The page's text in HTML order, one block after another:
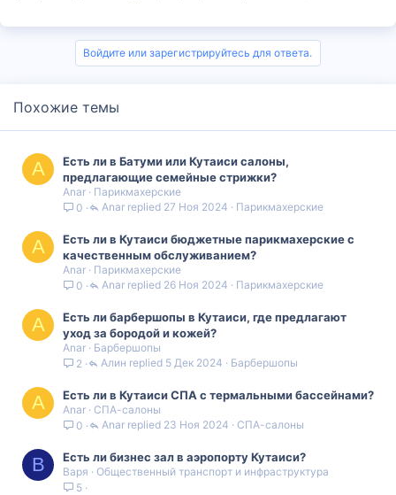
Войдите или зарегистрируйтесь для ответа.
Похожие темы
A
Есть ли в Батуми или Кутаиси салоны,
предлагающие семейные стрижки?
Anar
Парикмахерские
0
Парикмахерские
27 Ноя 2024
Anar
A
Есть ли в Кутаиси бюджетные парикмахерские с
качественным обслуживанием?
Anar
Парикмахерские
0
Парикмахерские
26 Ноя 2024
Anar
A
Есть ли барбершопы в Кутаиси, где предлагают
уход за бородой и кожей?
Anar
Барбершопы
2
Барбершопы
5 Дек 2024
Алин
A Есть ли в Кутаиси СПА с термальными бассейнами?
Anar СПА-салоны
0
СПА-салоны
23 Ноя 2024
Anar
В Есть ли бизнес зал в аэропорту Кутаиси?
Варя
Общественный транспорт и инфраструктура
5